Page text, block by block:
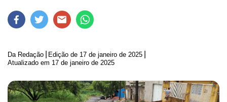
Da Redação Edição de 17 de janeiro de 2025
Atualizado em 17 de janeiro de 2025